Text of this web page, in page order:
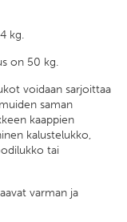
kg.
on 50 kg.
voidaan sarjoittaa
saman
kaappien
kalustelukko,
tai
varman ja